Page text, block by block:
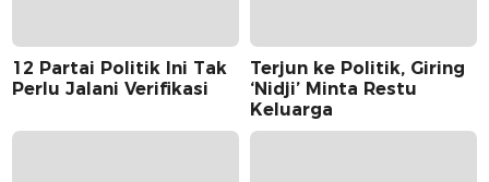
12 Partai Politik Ini Tak
Perlu Jalani Verifikasi
Terjun ke Politik, Giring
‘Nidji’ Minta Restu
Keluarga